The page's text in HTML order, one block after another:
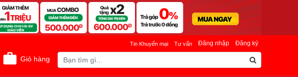
Giỏ hàng
Đăng nhập Đăng ký
Tin Khuyến mại Tư vấn